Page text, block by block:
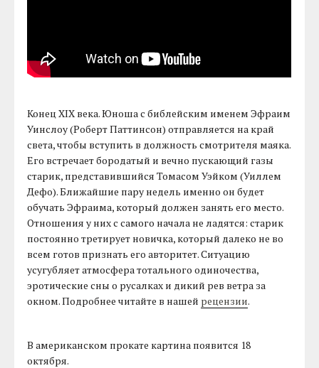
Конец XIX века. Юноша с библейским именем Эфраим
Уинслоу (Роберт Паттинсон) отправляется на край
света, чтобы вступить в должность смотрителя маяка.
Его встречает бородатый и вечно пускающий газы
старик, представившийся Томасом Уэйком (Уиллем
Дефо). Ближайшие пару недель именно он будет
обучать Эфраима, который должен занять его место.
Отношения у них с самого начала не ладятся: старик
постоянно третирует новичка, который далеко не во
всем готов признать его авторитет. Ситуацию
усугубляет атмосфера тотального одиночества,
эротические сны о русалках и дикий рев ветра за
окном. Подробнее читайте в нашей рецензии.
В американском прокате картина появится 18
октября.